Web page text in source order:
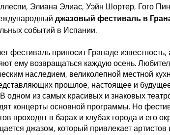
Элиана Элиас, Уэйн Шортер, Гого
джазовый фестиваль в
событий в Испании.
фестиваль приносит Гранаде известность,
ему возвращаться каждую осень.
наследием, великолепной местной
прошлое, настоящее и
одном из самых красивых и знаковых
концерты основной программы. Но
проходят в барах и клубах города и его
джазом, который привлекает